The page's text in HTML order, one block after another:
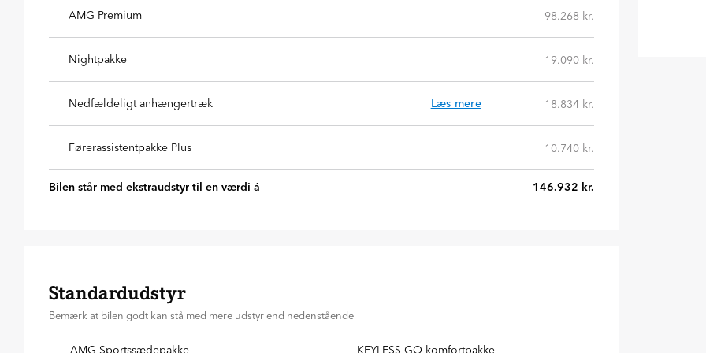
AMG Premium 98.268 kr.
Nightpakke 19.090 kr.
Nedfældeligt anhængertræk Læs mere 18.834 kr.
Førerassistentpakke Plus 10.740 kr.
Bilen står med ekstraudstyr til en værdi á 146.932 kr.
Standardudstyr
Bemærk at bilen godt kan stå med mere udstyr end nedenstående
AMG Sportssædepakke KEYLESS-GO komfortpakke